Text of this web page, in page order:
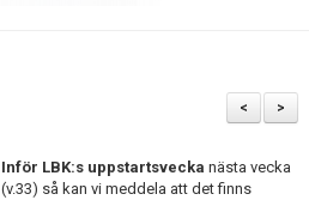
>
<
Inför LBK:s uppstartsvecka nästa vecka
(v.33) så kan vi meddela att det finns